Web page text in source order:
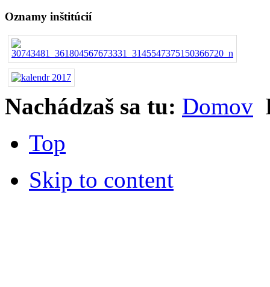
Oznamy inštitúcií
Nachádzaš sa tu: Domov
Top
Skip to content